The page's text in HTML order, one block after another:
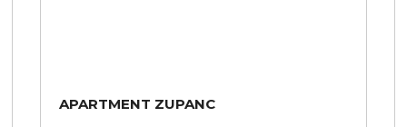
APARTMENT ZUPANC